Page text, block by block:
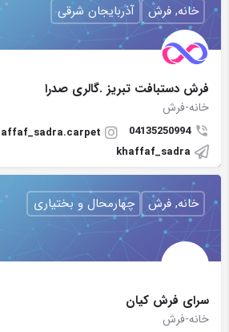
فرش دستبافت تبريز .گالری صدرا
خانه-فرش
04135250994
khaffaf_sadra
خانه, فرش آذربایجان شرقی
سرای فرش کیان
خانه-فرش
خانه, فرش چهارمحال و بختیاری